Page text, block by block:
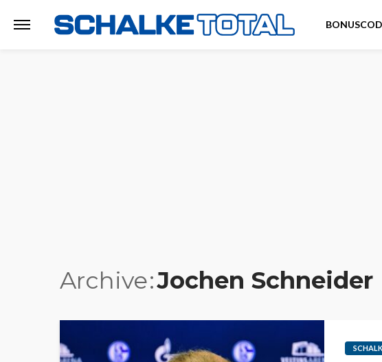
Archive Jochen Schneider